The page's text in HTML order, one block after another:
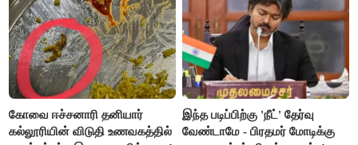
கோவை ஈச்சனாரி தனியார்
கல்லூரியின் விடுதி உணவகத்தில்
இந்த படிப்பிற்கு 'நீட்' தேர்வு
வேண்டாமே - பிரதமர் மோடிக்கு